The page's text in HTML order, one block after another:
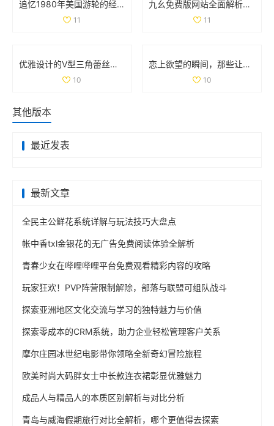
追忆1980年美国游轮的经典魅力与航海风情
11
九幺免费版网站全面解析nbaoffice68ios功能与使用体验
11
优雅设计的V型三角蕾丝内裤，舒适与魅力并存的完美选择
10
恋上欲望的瞬间，那些让人心跳加速的吻戏大盘点
10
其他版本
最近发表
最新文章
全民主公鲜花系统详解与玩法技巧大盘点
帐中香txl金银花的无广告免费阅读体验全解析
青春少女在哔哩哔哩平台免费观看精彩内容的攻略
玩家狂欢！PVP阵营限制解除，部落与联盟可组队战斗
探索亚洲地区文化交流与学习的独特魅力与价值
探索零成本的CRM系统，助力企业轻松管理客户关系
摩尔庄园冰世纪电影带你领略全新奇幻冒险旅程
欧美时尚大码胖女士中长款连衣裙彰显优雅魅力
成品人与精品人的本质区别解析与对比分析
青岛与威海假期旅行对比全解析，哪个更值得去探索